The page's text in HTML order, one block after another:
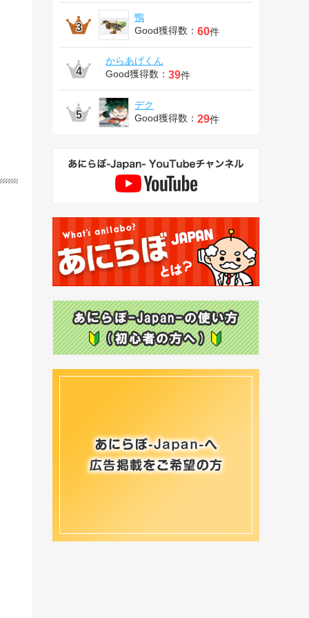
鴨
Good獲得数： 60件
からあげくん
Good獲得数： 39件
デク
Good獲得数： 29件